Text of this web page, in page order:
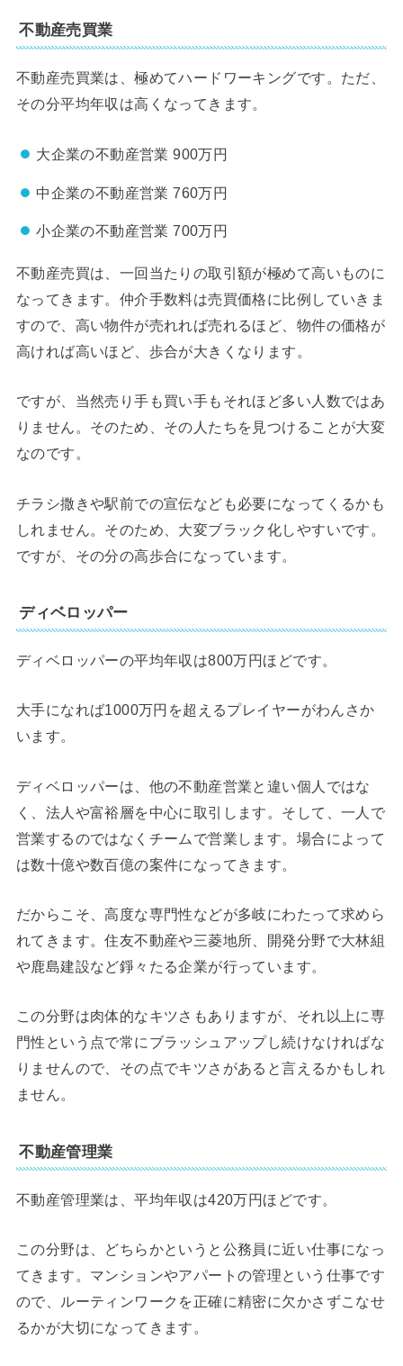
不動産売買業
不動産売買業は、極めてハードワーキングです。ただ、
その分平均年収は高くなってきます。
大企業の不動産営業 900万円
中企業の不動産営業 760万円
小企業の不動産営業 700万円
不動産売買は、一回当たりの取引額が極めて高いものに
なってきます。仲介手数料は売買価格に比例していきま
すので、高い物件が売れれば売れるほど、物件の価格が
高ければ高いほど、歩合が大きくなります。
ですが、当然売り手も買い手もそれほど多い人数ではあ
りません。そのため、その人たちを見つけることが大変
なのです。
チラシ撒きや駅前での宣伝なども必要になってくるかも
しれません。そのため、大変ブラック化しやすいです。
ですが、その分の高歩合になっています。
ディベロッパー
ディベロッパーの平均年収は800万円ほどです。
大手になれば1000万円を超えるプレイヤーがわんさか
います。
ディベロッパーは、他の不動産営業と違い個人ではな
く、法人や富裕層を中心に取引します。そして、一人で
営業するのではなくチームで営業します。場合によって
は数十億や数百億の案件になってきます。
だからこそ、高度な専門性などが多岐にわたって求めら
れてきます。住友不動産や三菱地所、開発分野で大林組
や鹿島建設など錚々たる企業が行っています。
この分野は肉体的なキツさもありますが、それ以上に専
門性という点で常にブラッシュアップし続けなければな
りませんので、その点でキツさがあると言えるかもしれ
ません。
不動産管理業
不動産管理業は、平均年収は420万円ほどです。
この分野は、どちらかというと公務員に近い仕事になっ
てきます。マンションやアパートの管理という仕事です
ので、ルーティンワークを正確に精密に欠かさずこなせ
るかが大切になってきます。